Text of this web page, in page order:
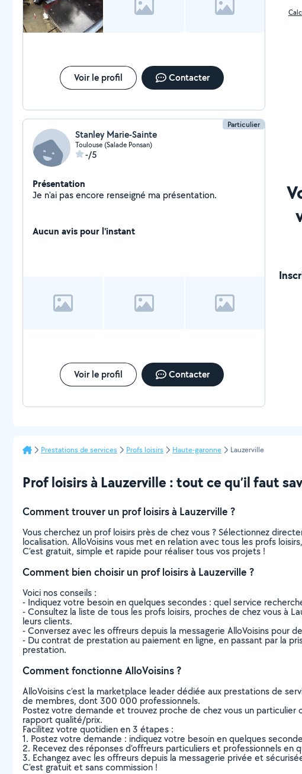
Voir le profil Contacter
Particulier
Stanley Marie-Sainte
Toulouse (Salade Ponsan)
-/5
Présentation
Je n'ai pas encore renseigné ma présentation.
Aucun avis pour l'instant
Voir le profil Contacter
Prestations de services Profs loisirs Haute-garonne Lauzerville
Prof loisirs à Lauzerville : tout ce qu’il faut
Comment trouver un prof loisirs à Lauzerville ?
Vous cherchez un prof loisirs près de chez vous ? Sélectionnez
localisation. AlloVoisins vous met en relation avec tous les profs
C’est gratuit, simple et rapide pour réaliser tous vos projets !
Comment bien choisir un prof loisirs à Lauzerville ?
Voici nos conseils :
- Indiquez votre besoin en quelques secondes : quel service
- Consultez la liste de tous les profs loisirs, proches de chez vous à
leurs clients.
- Conversez avec les offreurs depuis la messagerie AlloVoisins pour
- Du contrat de prestation au paiement en ligne, en passant par la
prestation.
Comment fonctionne AlloVoisins ?
AlloVoisins c’est la marketplace leader dédiée aux prestations de
de membres, dont 300 000 professionnels.
Postez votre demande et trouvez proche de chez vous un
rapport qualité/prix.
Facilitez votre quotidien en 3 étapes :
1. Postez votre demande : indiquez votre besoin en quelques
2. Recevez des réponses d’offreurs particuliers et professionnels en
3. Echangez avec les offreurs depuis la messagerie privée et
C’est gratuit et sans commission !